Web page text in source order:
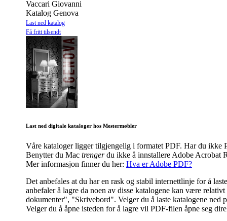
Vaccari Giovanni
Katalog Genova
Last ned katalog
Få fritt tilsendt
Last ned digitale kataloger hos Mestermøbler
Våre kataloger ligger tilgjengelig i formatet PDF. Har du ikke
Benytter du Mac trengerdu ikke å innstallere Adobe Acrobat
Mer informasjon finner du her: Hva er Adobe PDF?
Det anbefales at du har en rask og stabil internettlinje for å
anbefaler å lagre da noen av disse katalogene kan være
dokumenter", "Skrivebord". Velger du å laste katalogene ned
Velger du å åpne isteden for å lagre vil PDF-filen åpne seg